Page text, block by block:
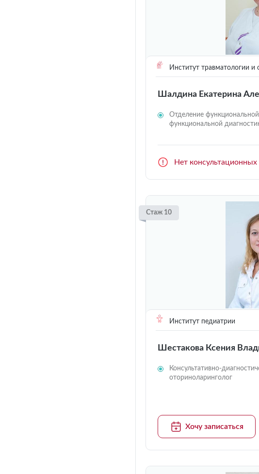
Институт травматологии и
Шалдина Екатерина
Отделение
функциональной
Нет консультационных
Стаж 10
Институт педиатрии
Шестакова Ксения
Консультативно-
оториноларинголог
Хочу записаться